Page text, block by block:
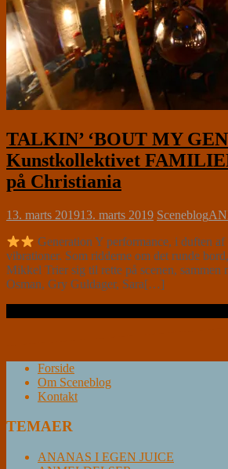
TALKIN’ ‘BOUT MY
Kunstkollektivet
på Christiania
13. marts 201913. marts 2019 Sceneblog
Generation Y performance, i duften
vibrationer. Som ridderne om det runde
Mikkel Trier sig til rette på scenen, sammen
Osman, Gry Guldager, Sara[…]
Forside
Om Sceneblog
Kontakt
TEMAER
ANANAS I EGEN JUICE